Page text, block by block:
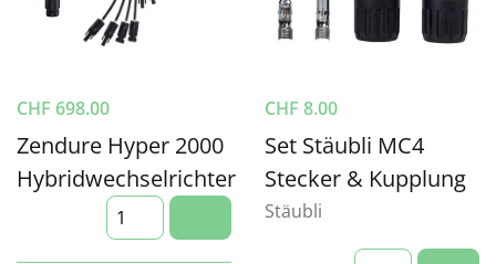
CHF 698.00
Zendure Hyper 2000
Hybridwechselrichter
CHF 8.00
Set Stäubli MC4
Stecker & Kupplung
Stäubli